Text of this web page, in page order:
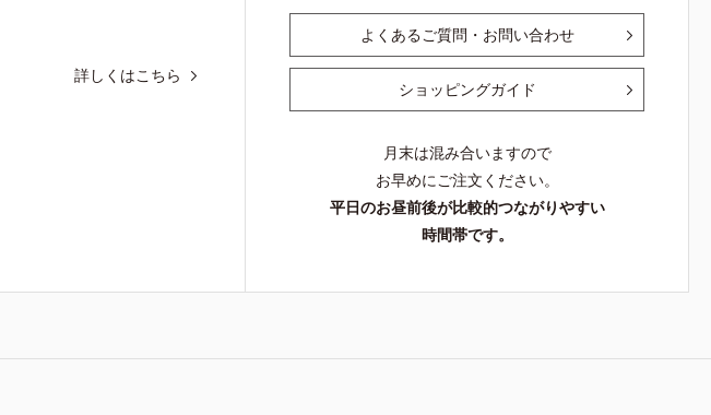
詳しくはこちら
よくあるご質問・お問い合わせ
ショッピングガイド
月末は混み合いますので
お早めにご注文ください。
平日のお昼前後が比較的つながりやすい
時間帯です。